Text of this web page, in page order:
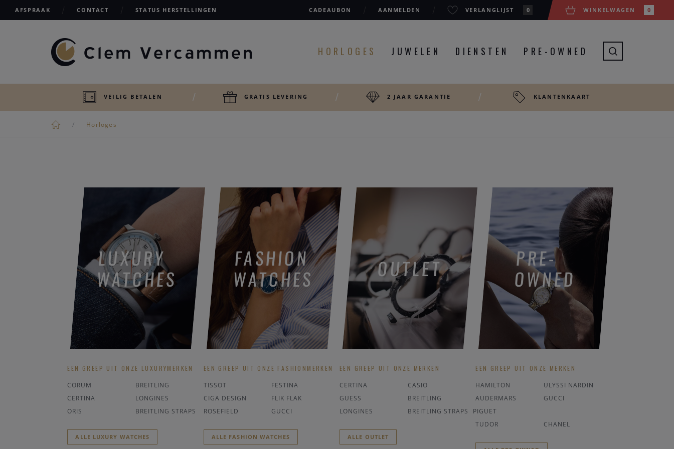
AFSPRAAK CONTACT STATUS HERSTELLINGEN CADEAUBON AANMELDEN VERLANGLIJST 0 WINKELWAGEN 0
HORLOGES JUWELEN DIENSTEN PRE-OWNED
VEILIG BETALEN GRATIS LEVERING 2 JAAR GARANTIE KLANTENKAART
Horloges
LUXURY
WATCHES
EEN GREEP UIT ONZE LUXURYMERKEN
CORUM
BREITLING
CERTINA
LONGINES
ORIS
BREITLING STRAPS
ALLE LUXURY WATCHES
FASHION
WATCHES
EEN GREEP UIT ONZE FASHIONMERKEN
TISSOT
FESTINA
CIGA DESIGN
FLIK FLAK
ROSEFIELD
GUCCI
ALLE FASHION WATCHES
OUTLET
EEN GREEP UIT ONZE MERKEN
CERTINA
CASIO
GUESS
BREITLING
LONGINES
BREITLING STRAPS
ALLE OUTLET
PRE-
OWNED
EEN GREEP UIT ONZE MERKEN
HAMILTON
ULYSSI NARDIN
AUDERMARS
PIGUET
GUCCI
TUDOR CHANEL